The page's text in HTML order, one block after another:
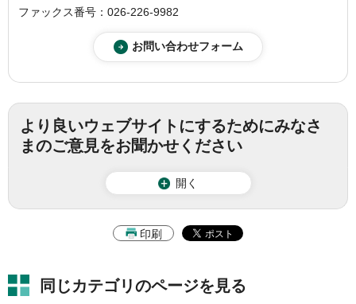
ファックス番号：026-226-9982
より良いウェブサイトにするためにみなさ
まのご意見をお聞かせください
開く
印刷
同じカテゴリのページを見る